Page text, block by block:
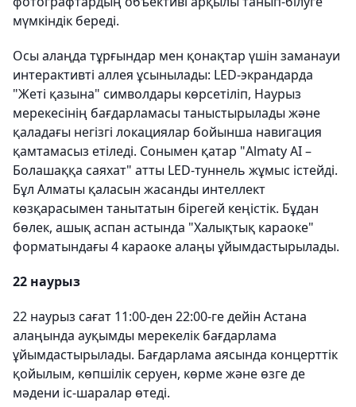
мүмкіндік береді.
Осы алаңда тұрғындар мен қонақтар үшін заманауи
интерактивті аллея ұсынылады: LED-экрандарда
"Жеті қазына" символдары көрсетіліп, Наурыз
мерекесінің бағдарламасы таныстырылады және
қаладағы негізгі локациялар бойынша навигация
қамтамасыз етіледі. Сонымен қатар "Almaty AI –
Болашаққа саяхат" атты LED-туннель жұмыс істейді.
Бұл Алматы қаласын жасанды интеллект
көзқарасымен танытатын бірегей кеңістік. Бұдан
бөлек, ашық аспан астында "Халықтық караоке"
форматындағы 4 караоке алаңы ұйымдастырылады.
22 наурыз
22 наурыз сағат 11:00-ден 22:00-ге дейін Астана
алаңында ауқымды мерекелік бағдарлама
ұйымдастырылады. Бағдарлама аясында концерттік
қойылым, көпшілік серуен, көрме және өзге де
мәдени іс-шаралар өтеді.